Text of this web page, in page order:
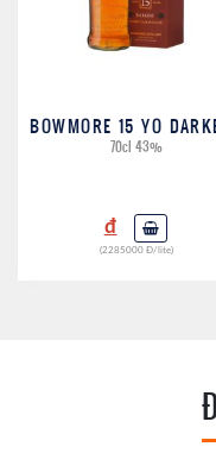
BOWMORE 15 YO
70cl 43%
đ
(2285000 Đ/lite)